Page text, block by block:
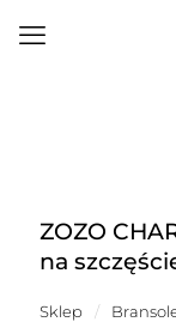
ZOZO
na
Sklep /